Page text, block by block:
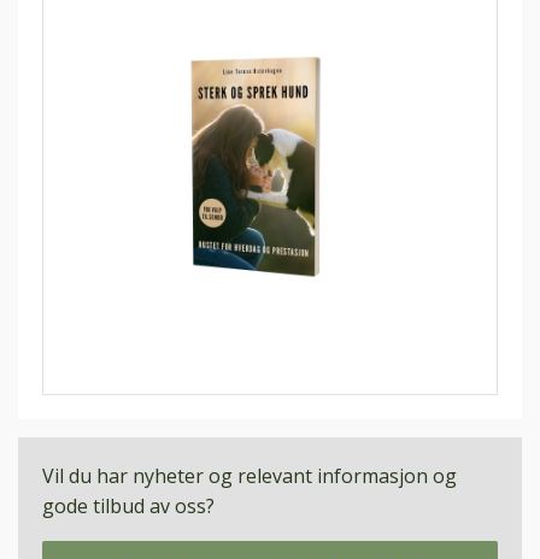
Vil du har nyheter og relevant informasjon og
gode tilbud av oss?